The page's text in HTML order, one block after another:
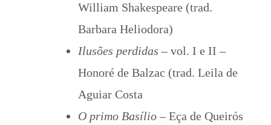
William Shakespeare (trad.
Barbara Heliodora)
Ilusões perdidas – vol. I e II –
Honoré de Balzac (trad. Leila de
Aguiar Costa
O primo Basílio– Eça de Queirós